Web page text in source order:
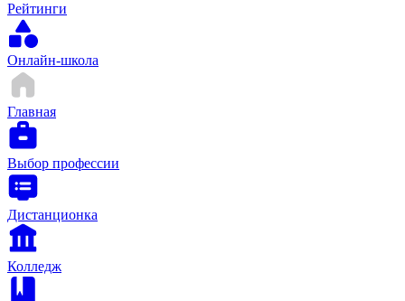
Рейтинги
Онлайн-школа
Главная
Выбор профессии
Дистанционка
Колледж